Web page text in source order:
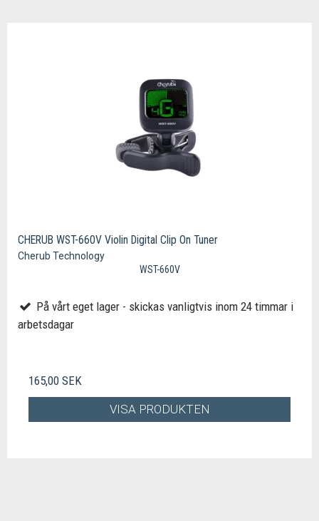
CHERUB WST-660V Violin Digital Clip On Tuner
Cherub Technology
WST-660V
På vårt eget lager - skickas vanligtvis inom 24 timmar i
arbetsdagar
165,00 SEK
VISA PRODUKTEN